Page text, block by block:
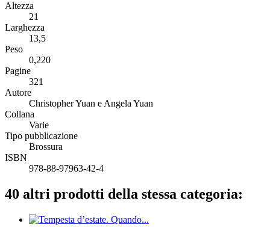
Altezza
21
Larghezza
13,5
Peso
0,220
Pagine
321
Autore
Christopher Yuan e Angela Yuan
Collana
Varie
Tipo pubblicazione
Brossura
ISBN
978-88-97963-42-4
40 altri prodotti della stessa categoria: